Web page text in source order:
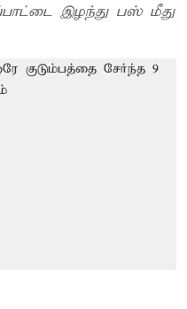
இழந்து பஸ் மீது